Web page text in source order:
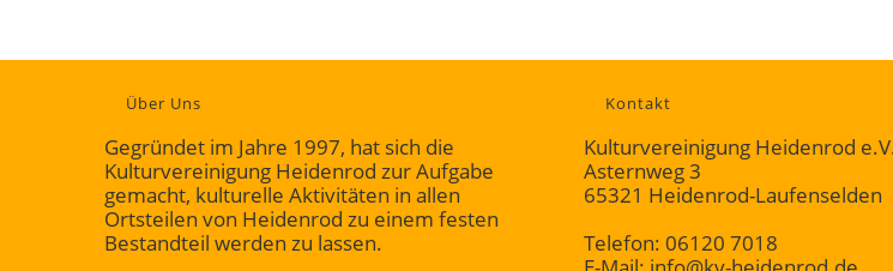
Über Uns
Gegründet im Jahre 1997, hat sich die
Kulturvereinigung Heidenrod zur Aufgabe
gemacht, kulturelle Aktivitäten in allen
Ortsteilen von Heidenrod zu einem festen
Bestandteil werden zu lassen.
Kontakt
Kulturvereinigung Heidenrod
Asternweg 3
65321 Heidenrod-Laufenselden
Telefon: 06120 7018